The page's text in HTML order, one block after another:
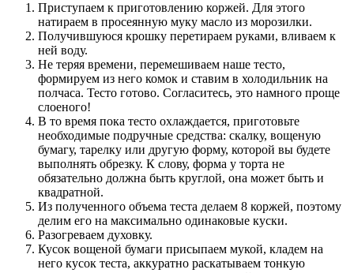
Приступаем к приготовлению коржей. Для этого
натираем в просеянную муку масло из морозилки.
Получившуюся крошку перетираем руками, вливаем к
ней воду.
Не теряя времени, перемешиваем наше тесто,
формируем из него комок и ставим в холодильник на
полчаса. Тесто готово. Согласитесь, это намного проще
слоеного!
В то время пока тесто охлаждается, приготовьте
необходимые подручные средства: скалку, вощеную
бумагу, тарелку или другую форму, которой вы будете
выполнять обрезку. К слову, форма у торта не
обязательно должна быть круглой, она может быть и
квадратной.
Из полученного объема теста делаем 8 коржей, поэтому
делим его на максимально одинаковые куски.
Разогреваем духовку.
Кусок вощеной бумаги присыпаем мукой, кладем на
него кусок теста, аккуратно раскатываем тонкую